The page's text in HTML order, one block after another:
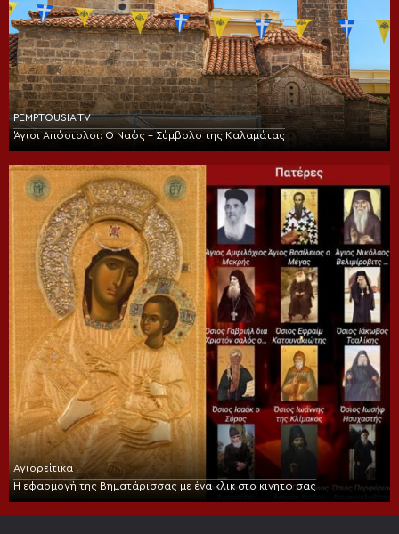
PEMPTOUSIA TV
Άγιοι Απόστολοι: Ο Ναός – Σύμβολο της Καλαμάτας
Αγιορείτικα
Η εφαρμογή της Βηματάρισσας με ένα κλικ στο κινητό σας